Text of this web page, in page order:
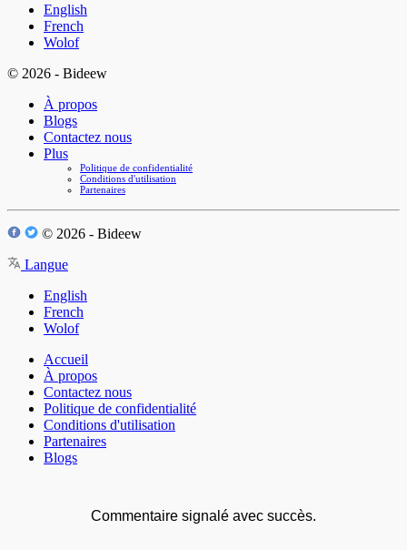
English
French
Wolof
© 2026 - Bideew
À propos
Blogs
Contactez nous
Plus
Politique de confidentialité
Conditions d'utilisation
Partenaires
© 2026 - Bideew
Langue
English
French
Wolof
Accueil
À propos
Contactez nous
Politique de confidentialité
Conditions d'utilisation
Partenaires
Blogs
Commentaire signalé avec succès.